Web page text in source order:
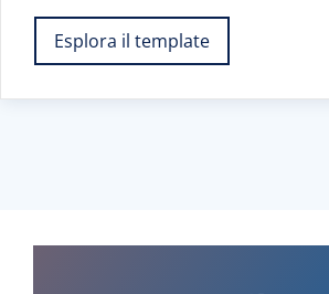
Esplora il template